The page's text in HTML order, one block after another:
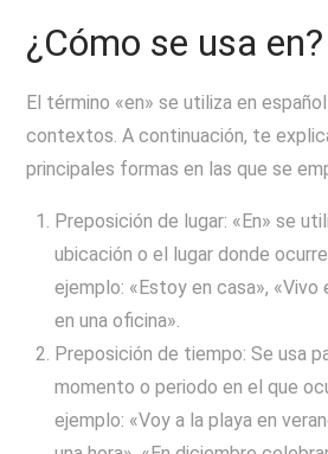
¿Cómo se usa en?
El término «en» se utiliza en
contextos. A continuación, te
principales formas en las que se
Preposición de lugar: «En» se
ubicación o el lugar donde
ejemplo: «Estoy en casa», «Vivo
en una oficina».
Preposición de tiempo: Se usa
momento o periodo en el que
ejemplo: «Voy a la playa en